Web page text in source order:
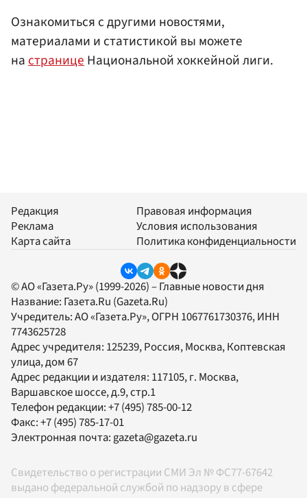
Ознакомиться с другими новостями,
материалами и статистикой вы можете
на странице Национальной хоккейной лиги.
Редакция
Реклама
Карта сайта
Правовая информация
Условия использования
Политика конфиденциальности
© АО «Газета.Ру» (1999-2026) – Главные новости дня
Название: Газета.Ru (Gazeta.Ru)
Учредитель:АО «Газета.Ру», ОГРН 1067761730376, ИНН
7743625728
Адрес учредителя: 125239, Россия, Москва, Коптевская
улица, дом 67
Адрес редакции и издателя: 117105, г. Москва,
Варшавское шоссе, д.9, стр.1
Телефон редакции:+7 (495) 785-00-12
Факс:+7 (495) 785-17-01
Электронная почта:gazeta@gazeta.ru
Свидетельство о регистрации СМИ Эл № ФС77-67642
выдано федеральной службой по надзору в сфере